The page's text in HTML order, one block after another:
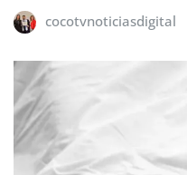
cocotvnoticiasdigital